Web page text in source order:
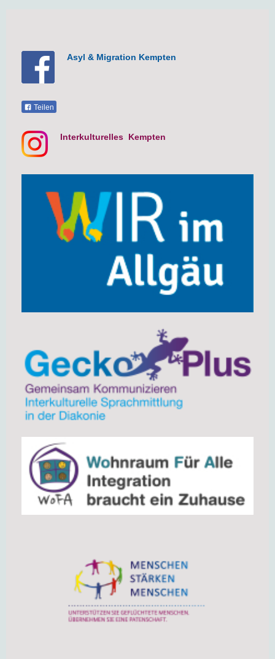
Asyl & Migration Kempten
Teilen
Interkulturelles Kempten